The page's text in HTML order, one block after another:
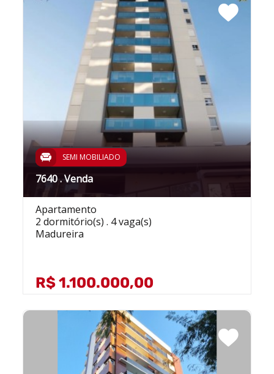
SEMI MOBILIADO
7640 . Venda
Apartamento
2 dormitório(s) . 4 vaga(s)
Madureira
R$ 1.100.000,00